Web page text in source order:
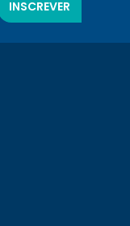
INSCREVER